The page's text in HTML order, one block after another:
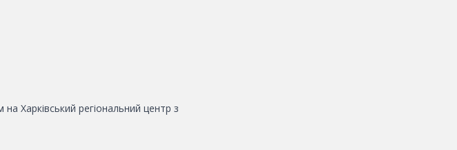
Харківський регіональний центр з